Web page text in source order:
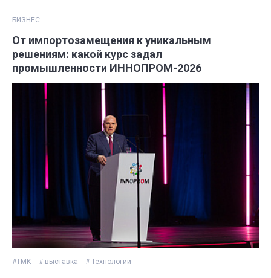
БИЗНЕС
От импортозамещения к уникальным
решениям: какой курс задал
промышленности ИННОПРОМ-2026
#ТМК # выставка # Технологии